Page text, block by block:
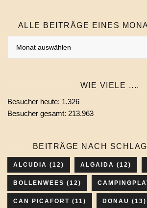
ALLE BEITRÄGE EINES
wählen
WIE VIELE ....
Besucher heute: 1.326
Besucher gesamt: 213.963
BEITRÄGE NACH
ALCUDIA (12) ALGAIDA (12)
BOLLENWEES (12)
CAN PICAFORT (11) DONAU (13)